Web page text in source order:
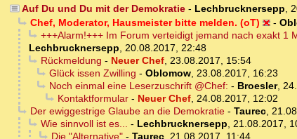
Auf Du und Du mit der Demokratie- Lechbrucknersepp,
Chef, Moderator, Hausmeister bitte melden. (oT)
-
+++Alarm!+++ Im Forum verteidigt jemand nach exakt 1
Lechbrucknersepp, 20.08.2017, 22:48
Rückmeldung - Neuer Chef, 23.08.2017, 15:54
Glück issen Zwilling - Oblomow, 23.08.2017, 16:23
Noch einmal eine Leserzuschrift @Chef: - Broesler,
Kontaktformular- Neuer Chef, 24.08.2017, 12:02
Der ewiggestrige Glaube an die Demokratie- Taurec,
Wie sinnvoll ist es... - Lechbrucknersepp, 21.08.2017,
Die "Alternative"- Taurec, 21.08.2017, 11:44